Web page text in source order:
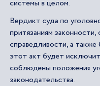
системы в целом.
Вердикт суда по
притязаниям
справедливости, а
этот акт будет
соблюдены положения
законодательства.